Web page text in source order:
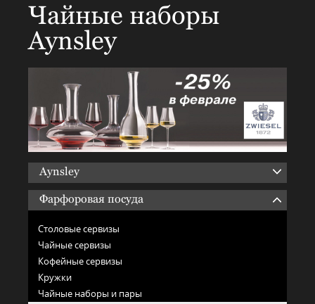
Чайные наборы
Aynsley
Aynsley
Фарфоровая посуда
Столовые сервизы
Чайные сервизы
Кофейные сервизы
Кружки
Чайные наборы и пары